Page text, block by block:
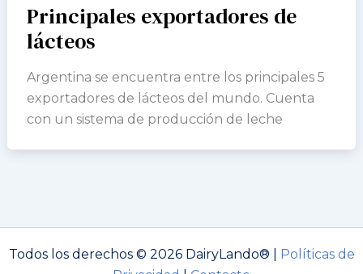
Principales exportadores de
lácteos
Argentina se encuentra entre los principales 5
exportadores de lácteos del mundo. Cuenta
con un sistema de producción de leche
Todos los derechos © 2026 DairyLando® | Políticas de